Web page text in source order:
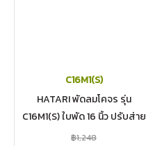
C16M1(S)
HATARI พัดลมโคจร รุ่น
C16M1(S) ใบพัด 16 นิ้ว ปรับส่าย
และควบคุมส่ายได้
฿1,248